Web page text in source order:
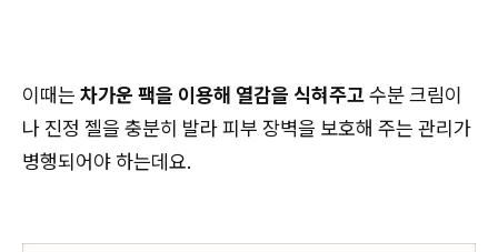
이때는 차가운 팩을 이용해 열감을 식혀주고수분 크림이
나 진정 젤을 충분히 발라 피부 장벽을 보호해 주는 관리가
병행되어야 하는데요.